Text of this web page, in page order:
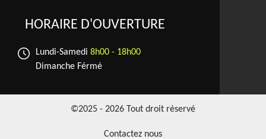
HORAIRE D'OUVERTURE
Lundi-Samedi 8h00 - 18h00
Dimanche Férmé
©2025 - 2026 Tout droit réservé
Contactez nous